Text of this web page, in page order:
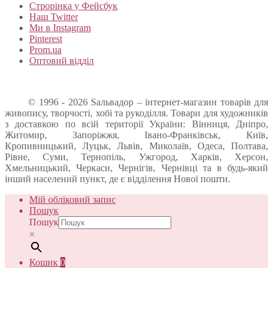
Строрінка у Фейсбук
Наш Twitter
Ми в Instagram
Pinterest
Prom.ua
Оптовий відділ
© 1996 - 2026 Sальвадор – інтернет-магазин товарів для
живопису, творчості, хобі та рукоділля. Товари для художників
з доставкою по всій території України: Вінниця, Дніпро,
Житомир, Запоріжжя, Івано-Франківськ, Київ,
Кропивницький, Луцьк, Львів, Миколаїв, Одеса, Полтава,
Рівне, Суми, Тернопіль, Ужгород, Харків, Херсон,
Хмельницький, Черкаси, Чернігів, Чернівці та в будь-який
інший населений пункт, де є відділення Нової пошти.
Мій обліковий запис
Пошук
Пошук
×
Кошик 0